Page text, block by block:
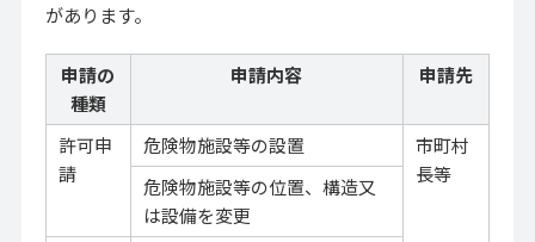
があります。
申請の
種類
申請内容 申請先
許可申
請
危険物施設等の設置
市町村
長等
危険物施設等の位置、構造又
は設備を変更